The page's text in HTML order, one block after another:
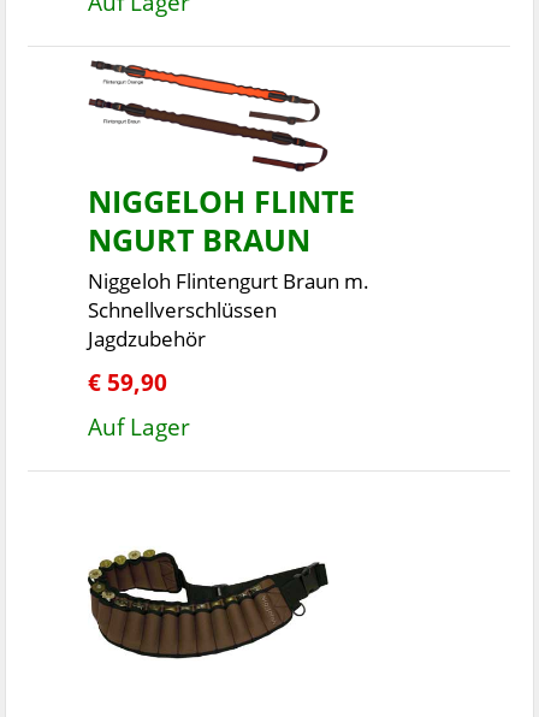
NIGGELOH FLINTE
NGURT BRAUN
Niggeloh Flintengurt Braun m.
Schnellverschlüssen
Jagdzubehör
€ 59,90
Auf Lager